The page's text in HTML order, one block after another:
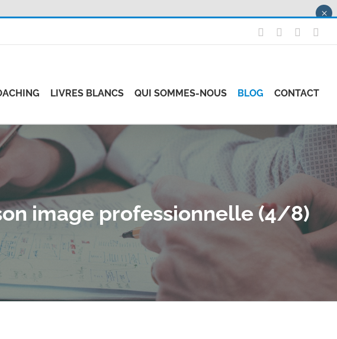
LinkedIn
LIVRES BLANCS QUI SOMMES-NOUS BLOG CONTACT
image professionnelle (4/8)
×